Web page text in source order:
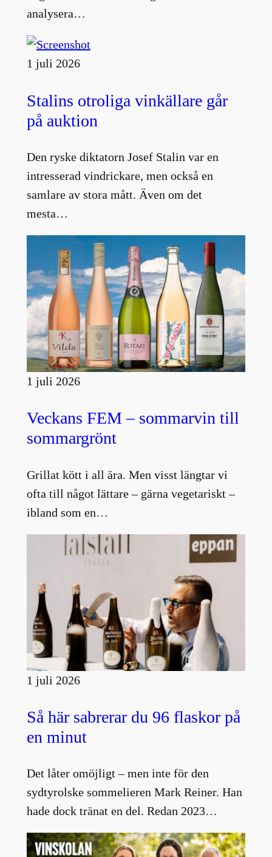
analysera…
1 juli 2026
Stalins otroliga vinkällare går
på auktion
Den ryske diktatorn Josef Stalin var en
intresserad vindrickare, men också en
samlare av stora mått. Även om det
mesta…
1 juli 2026
Veckans FEM – sommarvin till
sommargrönt
Grillat kött i all ära. Men visst längtar vi
ofta till något lättare – gärna vegetariskt –
ibland som en…
1 juli 2026
Så här sabrerar du 96 flaskor på
en minut
Det låter omöjligt – men inte för den
sydtyrolske sommelieren Mark Reiner. Han
hade dock tränat en del. Redan 2023…